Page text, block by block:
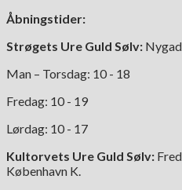
Åbningstider:
Strøgets Ure Guld Sølv:
Man – Torsdag: 10 - 18
Fredag: 10 - 19
Lørdag: 10 - 17
Kultorvets Ure Guld Sølv:
København K.